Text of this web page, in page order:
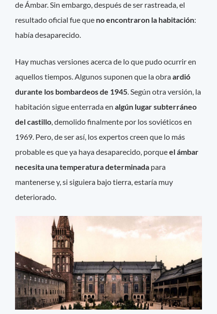
de Ámbar. Sin embargo, después de ser rastreada, el
resultado oficial fue que no encontraron la habitación:
había desaparecido.
Hay muchas versiones acerca de lo que pudo ocurrir en
aquellos tiempos. Algunos suponen que la obraardió
durante los bombardeos de 1945 . Según otra versión, la
habitación sigue enterrada enalgún lugar subterráneo
del castillo , demolido finalmente por los soviéticos en
1969. Pero, de ser así, los expertos creen que lo más
probable es que ya haya desaparecido, porqueel ámbar
necesita una temperatura determinada para
mantenerse y, si siguiera bajo tierra, estaría muy
deteriorado.